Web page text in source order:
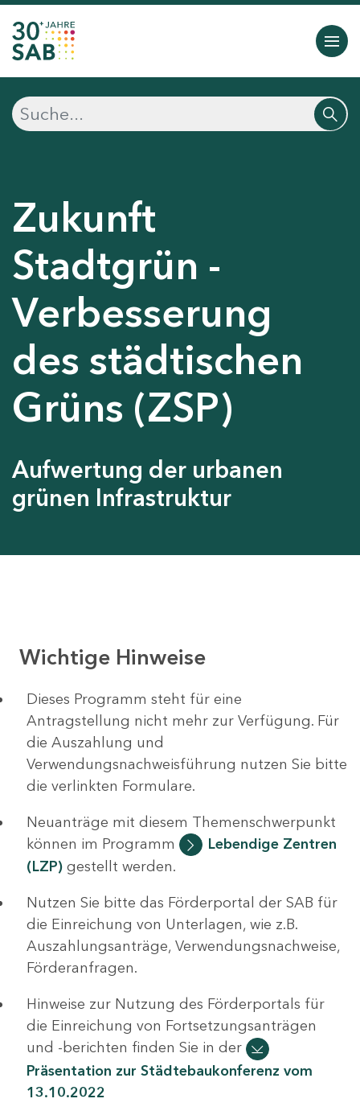
Zukunft
Stadtgrün -
Verbesserung
des städtischen
Grüns (ZSP)
Aufwertung der urbanen
grünen Infrastruktur
Wichtige Hinweise
Dieses Programm steht für eine
Antragstellung nicht mehr zur Verfügung. Für
die Auszahlung und
Verwendungsnachweisführung nutzen Sie bitte
die verlinkten Formulare.
Neuanträge mit diesem Themenschwerpunkt
können im Programm
Lebendige Zentren
(LZP) gestellt werden.
Nutzen Sie bitte das Förderportal der SAB für
die Einreichung von Unterlagen, wie z.B.
Auszahlungsanträge, Verwendungsnachweise,
Förderanfragen.
Hinweise zur Nutzung des Förderportals für
die Einreichung von Fortsetzungsanträgen
und -berichten finden Sie in der
Präsentation zur Städtebaukonferenz vom
13.10.2022